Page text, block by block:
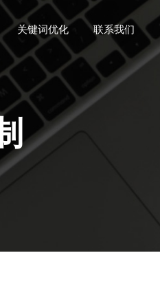
关键词优化 联系我们